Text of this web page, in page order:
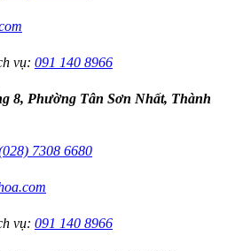
vụ: 091 140 8966
8, Phường Tân Sơn Nhất, Thành
7308 6680
vụ: 091 140 8966